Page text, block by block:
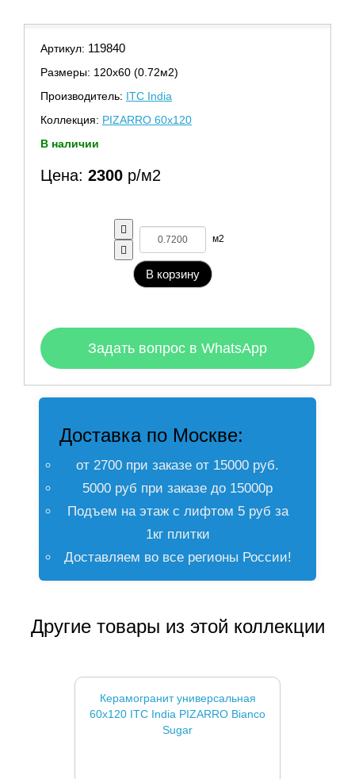
Артикул: 119840
Размеры: 120х60 (0.72м2)
Производитель: ITC India
Коллекция: PIZARRO 60x120
В наличии
Цена: 2300 р/м2
м2
В корзину
Задать вопрос в WhatsApp
Доставка по Москве:
от 2700 при заказе от 15000 руб.
5000 руб при заказе до 15000р
Подъем на этаж с лифтом 5 руб за
1кг плитки
Доставляем во все регионы России!
Другие товары из этой коллекции
Керамогранит универсальная
60x120 ITC India PIZARRO Bianco
Sugar